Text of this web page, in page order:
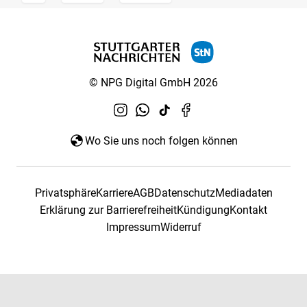
© NPG Digital GmbH 2026
Wo Sie uns noch folgen können
PrivatsphäreKarriereAGBDatenschutzMediadaten
Erklärung zur BarrierefreiheitKündigungKontakt
ImpressumWiderruf